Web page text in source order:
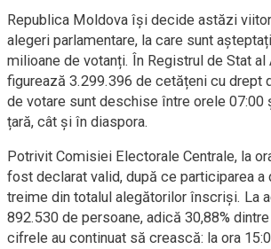
Republica Moldova își decide astăzi
alegeri parlamentare, la care sunt
milioane de votanți. În Registrul de Stat
figurează 3.299.396 de cetățeni cu drept
de votare sunt deschise între orele 07:00
țară, cât și în diaspora.
Potrivit Comisiei Electorale Centrale, la
fost declarat valid, după ce participarea a
treime din totalul alegătorilor înscriși. La
892.530 de persoane, adică 30,88%
cifrele au continuat să crească: la ora